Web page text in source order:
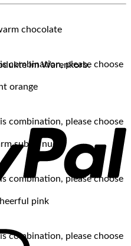
im Warenkorb.
chocolate
combination, please choose
orange
combination, please choose
subtle nude
combination, please choose
pink
combination, please choose